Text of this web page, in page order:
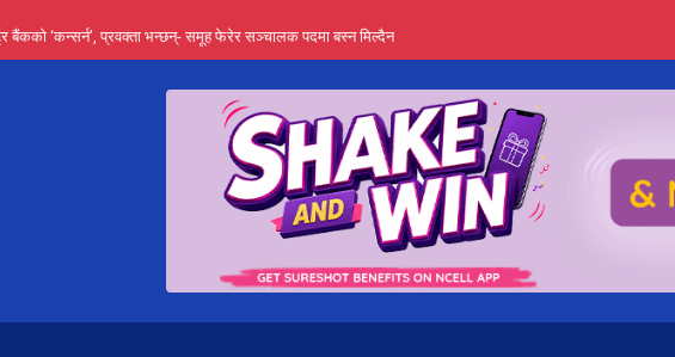
बैंकको ‘कन्सर्न’, प्रवक्ता भन्छन्- समूह फेरेर सञ्चालक पदमा बस्न मिल्दैन
हदैसम्मको विभेदः एउटै पदमा दुई थरि तलब, वर्षमै ९२ हजार घाटा !
छलाङ, सेयरधनीलाई २० प्रतिशत लाभांश दिने क्षमता
छिरेका बस्नेत संस्थापक बनेर निरन्तर, राष्ट्र बैंक किन मौन ?